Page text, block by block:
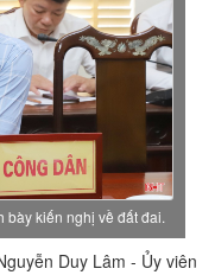
bày kiến nghị về đất đai.
Duy Lâm - Ủy viên